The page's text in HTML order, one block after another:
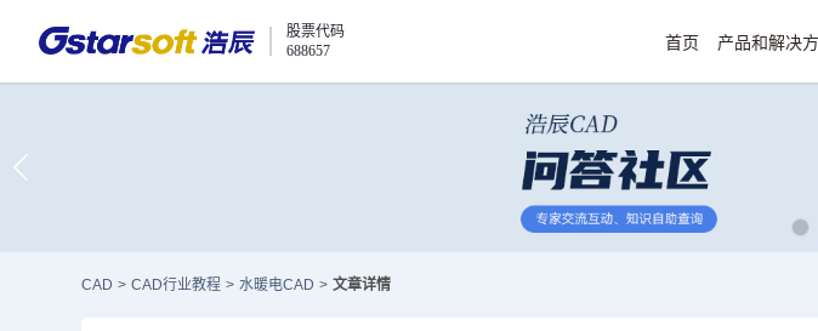
股票代码
688657
首页 产品和解决
CAD > CAD行业教程 > 水暖电CAD > 文章详情